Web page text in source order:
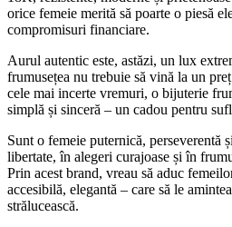
orice femeie merită să poarte o piesă
compromisuri financiare.
Aurul autentic este, astăzi, un lux
frumusețea nu trebuie să vină la un
cele mai incerte vremuri, o bijuterie
simplă și sinceră – un cadou pentru
Sunt o femeie puternică, perseverentă
libertate, în alegeri curajoase și în
Prin acest brand, vreau să aduc
accesibilă, elegantă – care să le
strălucească.